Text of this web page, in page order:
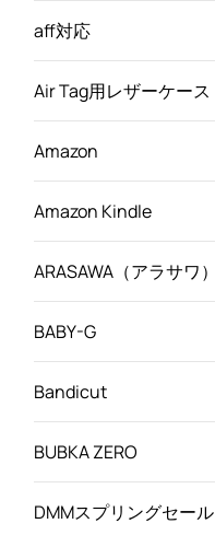
aff対応
Air Tag用レザーケース
Amazon
Amazon Kindle
ARASAWA（アラサワ）
BABY-G
Bandicut
BUBKA ZERO
DMMスプリングセール